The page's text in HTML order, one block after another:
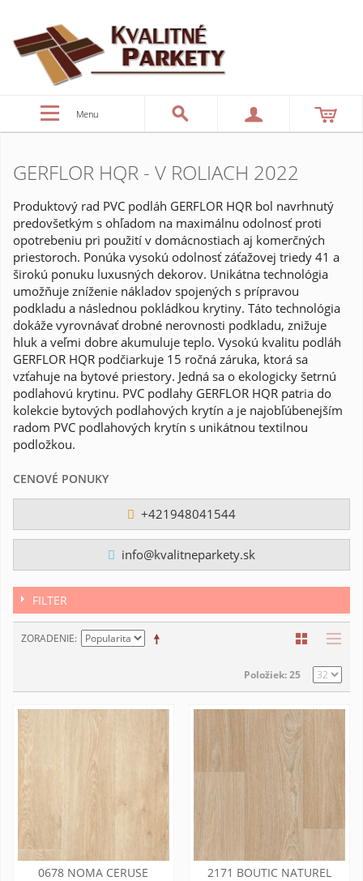
Menu
GERFLOR HQR - V ROLIACH 2022
Produktový rad PVC podláh GERFLOR HQR bol navrhnutý
predovšetkým s ohľadom na maximálnu odolnosť proti
opotrebeniu pri použití v domácnostiach aj komerčných
priestoroch. Ponúka vysokú odolnosť záťažovej triedy 41 a
širokú ponuku luxusných dekorov. Unikátna technológia
umožňuje zníženie nákladov spojených s prípravou
podkladu a následnou pokládkou krytiny. Táto technológia
dokáže vyrovnávať drobné nerovnosti podkladu, znižuje
hluk a veľmi dobre akumuluje teplo. Vysokú kvalitu podláh
GERFLOR HQR podčiarkuje 15 ročná záruka, ktorá sa
vzťahuje na bytové priestory. Jedná sa o ekologicky šetrnú
podlahovú krytinu. PVC podlahy GERFLOR HQR patria do
kolekcie bytových podlahových krytín a je najobľúbenejším
radom PVC podlahových krytín s unikátnou textilnou
podložkou.
CENOVÉ PONUKY
+421948041544
info@kvalitneparkety.sk
FILTER
ZORADENIE
Položiek: 25
0678 NOMA CERUSE 2171 BOUTIC NATUREL